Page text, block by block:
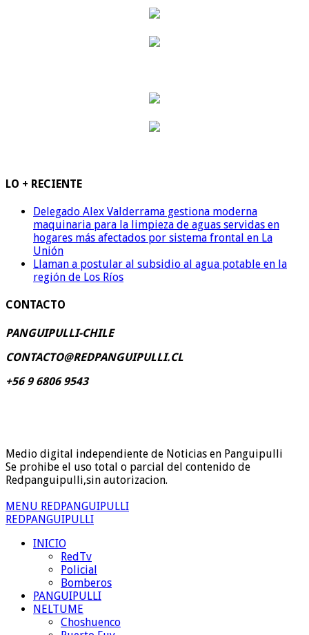
LO + RECIENTE
Delegado Alex Valderrama gestiona moderna
maquinaria para la limpieza de aguas servidas en
hogares más afectados por sistema frontal en La
Unión
Llaman a postular al subsidio al agua potable en la
región de Los Ríos
CONTACTO
PANGUIPULLI-CHILE
CONTACTO@REDPANGUIPULLI.CL
+56 9 6806 9543
Medio digital independiente de Noticias en Panguipulli
Se prohibe el uso total o parcial del contenido de
Redpanguipulli,sin autorizacion.
MENU REDPANGUIPULLI
REDPANGUIPULLI
INICIO
RedTv
Policial
Bomberos
PANGUIPULLI
NELTUME
Choshuenco